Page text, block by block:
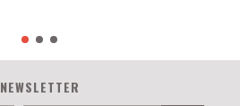
NEWSLETTER